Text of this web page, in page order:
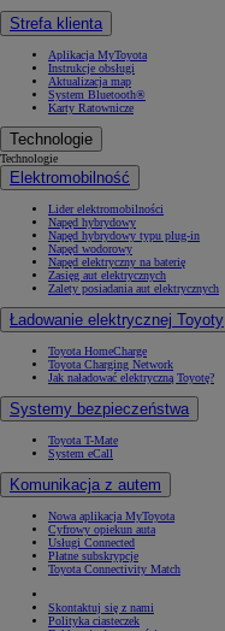
Strefa klienta
Aplikacja MyToyota
Instrukcje obsługi
Aktualizacja map
System Bluetooth®
Karty Ratownicze
Technologie
Technologie
Elektromobilność
Lider elektromobilności
Napęd hybrydowy
Napęd hybrydowy typu plug-in
Napęd wodorowy
Napęd elektryczny na baterię
Zasięg aut elektrycznych
Zalety posiadania aut elektrycznych
Ładowanie elektrycznej Toyoty
Toyota HomeCharge
Toyota Charging Network
Jak naładować elektryczną Toyotę?
Systemy bezpieczeństwa
Toyota T-Mate
System eCall
Komunikacja z autem
Nowa aplikacja MyToyota
Cyfrowy opiekun auta
Usługi Connected
Płatne subskrypcje
Toyota Connectivity Match
Skontaktuj się z nami
Polityka ciasteczek